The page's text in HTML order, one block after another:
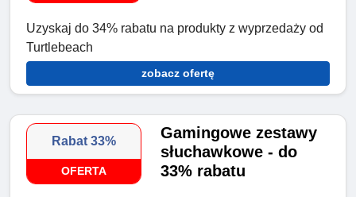
Uzyskaj do 34% rabatu na produkty z wyprzedaży od
Turtlebeach
zobacz ofertę
Rabat 33%
OFERTA
Gamingowe zestawy
słuchawkowe - do
33% rabatu